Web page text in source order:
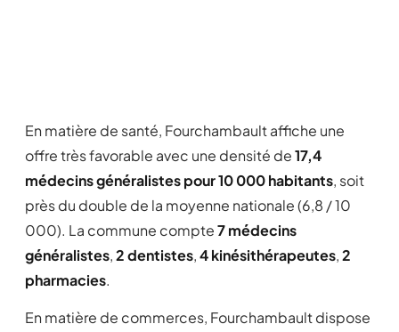
En matière de santé, Fourchambault affiche une
offre très favorable avec une densité de17,4
médecins généralistes pour 10 000 habitants, soit
près du double de la moyenne nationale (6,8 / 10
000). La commune compte7 médecins
généralistes,2 dentistes,4 kinésithérapeutes,2
pharmacies.
En matière de commerces, Fourchambault dispose